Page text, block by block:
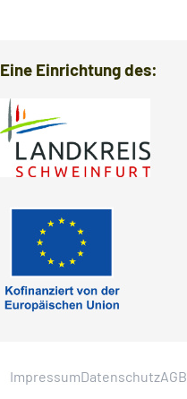
Eine Einrichtung des:
ImpressumDatenschutzAGB